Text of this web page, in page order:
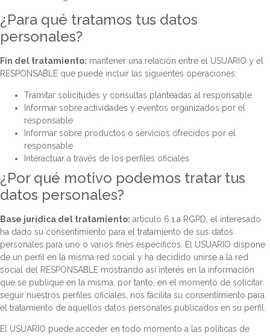
¿Para qué tratamos tus datos
personales?
Fin del tratamiento: mantener una relación entre el USUARIO y el
RESPONSABLE que puede incluir las siguientes operaciones:
Tramitar solicitudes y consultas planteadas al responsable
Informar sobre actividades y eventos organizados por el
responsable
Informar sobre productos o servicios ofrecidos por el
responsable
Interactuar a través de los perfiles oficiales
¿Por qué motivo podemos tratar tus
datos personales?
Base jurídica del tratamiento: artículo 6.1.a RGPD, el interesado
ha dado su consentimiento para el tratamiento de sus datos
personales para uno o varios fines específicos. El USUARIO dispone
de un perfil en la misma red social y ha decidido unirse a la red
social del RESPONSABLE mostrando así interés en la información
que se publique en la misma, por tanto, en el momento de solicitar
seguir nuestros perfiles oficiales, nos facilita su consentimiento para
el tratamiento de aquellos datos personales publicados en su perfil.
El USUARIO puede acceder en todo momento a las políticas de